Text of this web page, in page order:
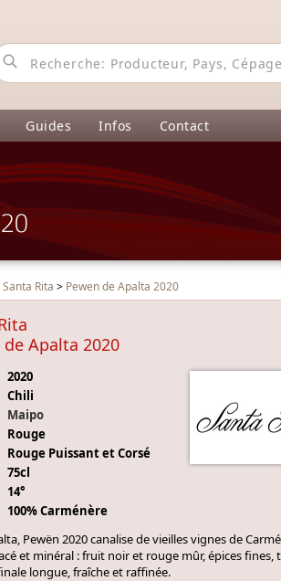
Guides Infos Contact
Santa Rita > Pewen de Apalta 2020
de Apalta 2020
2020
Chili
Maipo
Rouge
Rouge Puissant et Corsé
75cl
14°
100% Carménère
Pewën 2020 canalise de vieilles vignes de
et minéral : fruit noir et rouge mûr, épices fines,
longue, fraîche et raffinée.